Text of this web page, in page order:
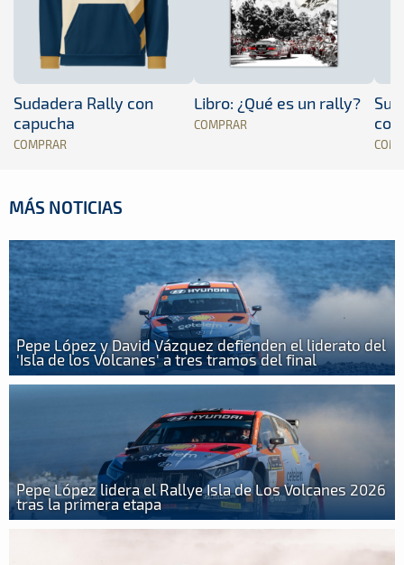
Sudadera Rally con
capucha
COMPRAR
Libro: ¿Qué es un rally?
COMPRAR
MÁS NOTICIAS
Pepe López y David Vázquez defienden el liderato del
'Isla de los Volcanes' a tres tramos del final
Pepe López lidera el Rallye Isla de Los Volcanes 2026
tras la primera etapa